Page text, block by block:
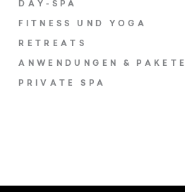
DAY-SPA
FITNESS UND YOGA
RETREATS
ANWENDUNGEN & PAKETE
PRIVATE SPA